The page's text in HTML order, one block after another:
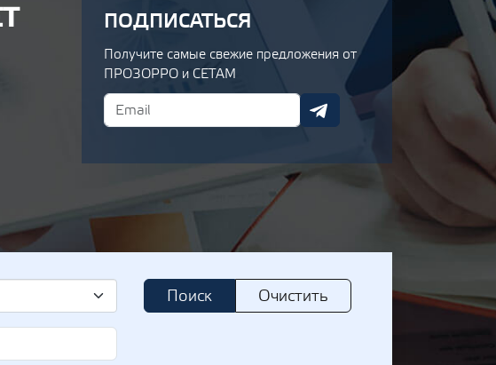
ПОДПИСАТЬСЯ
Получите самые свежие предложения от
ПРОЗОРРО и СЕТАМ
Поиск Очистить